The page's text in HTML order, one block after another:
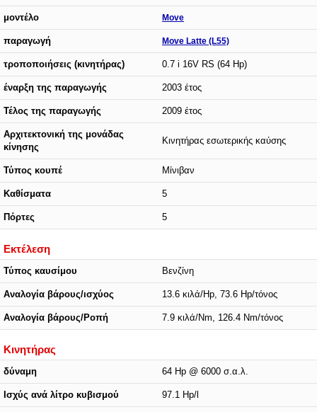
μοντέλο Move
παραγωγή Move Latte (L55)
τροποποιήσεις (κινητήρας) 0.7 i 16V RS (64 Hp)
έναρξη της παραγωγής 2003 έτος
Τέλος της παραγωγής 2009 έτος
Αρχιτεκτονική της μονάδας
κίνησης
Κινητήρας εσωτερικής καύσης
Τύπος κουπέ Μίνιβαν
Καθίσματα 5
Πόρτες 5
Εκτέλεση
Τύπος καυσίμου Βενζίνη
Αναλογία βάρους/ισχύος 13.6 κιλά/Hp, 73.6 Hp/τόνος
Αναλογία βάρους/Ροπή 7.9 κιλά/Nm, 126.4 Nm/τόνος
Κινητήρας
δύναμη 64 Hp @ 6000 σ.α.λ.
Ισχύς ανά λίτρο κυβισμού 97.1 Hp/l